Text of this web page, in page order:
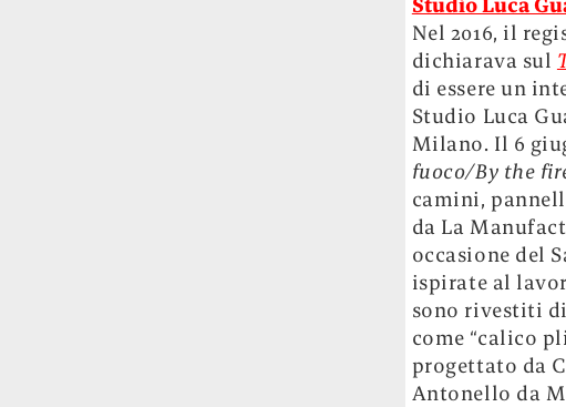
Nel 2016, il
dichiarava sul
di essere un
Studio Luca
Milano. Il 6
fuoco/By the
camini,
da La
occasione del
ispirate al
sono rivestiti
come “calico
progettato da
Antonello da